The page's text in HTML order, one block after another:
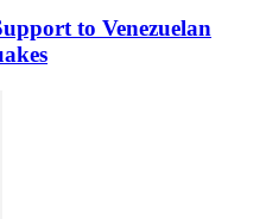
to Venezuelan